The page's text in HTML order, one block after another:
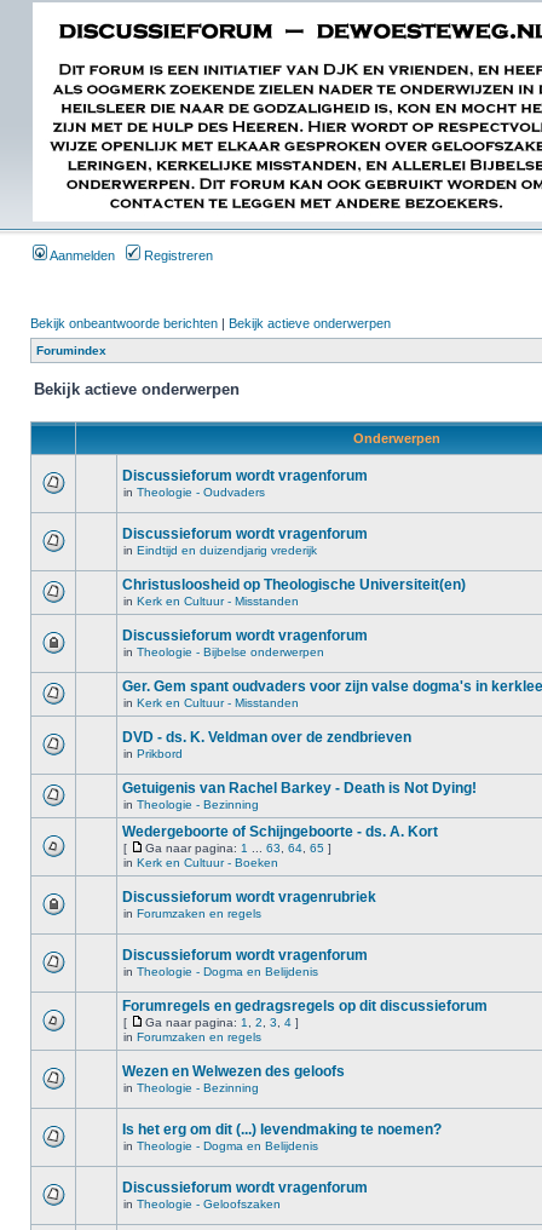
Aanmelden Registreren
Bekijk onbeantwoorde berichten | Bekijk actieve onderwerpen
Forumindex
Bekijk actieve onderwerpen
Onderwerpen
Discussieforum wordt vragenforum
in Theologie - Oudvaders
Discussieforum wordt vragenforum
in Eindtijd en duizendjarig vrederijk
Christusloosheid op Theologische Universiteit(en)
in Kerk en Cultuur - Misstanden
Discussieforum wordt vragenforum
in Theologie - Bijbelse onderwerpen
Ger. Gem spant oudvaders voor zijn valse dogma's in
in Kerk en Cultuur - Misstanden
DVD - ds. K. Veldman over de zendbrieven
in Prikbord
Getuigenis van Rachel Barkey - Death is Not Dying!
in Theologie - Bezinning
Wedergeboorte of Schijngeboorte - ds. A. Kort
[ Ga naar pagina: 1 63 64 65 ]
in Kerk en Cultuur - Boeken
Discussieforum wordt vragenrubriek
in Forumzaken en regels
Discussieforum wordt vragenforum
in Theologie - Dogma en Belijdenis
Forumregels en gedragsregels op dit discussieforum
[ Ga naar pagina: 1 2 3 4 ]
in Forumzaken en regels
Wezen en Welwezen des geloofs
in Theologie - Bezinning
Is het erg om dit (...) levendmaking te noemen?
in Theologie - Dogma en Belijdenis
Discussieforum wordt vragenforum
in Theologie - Geloofszaken